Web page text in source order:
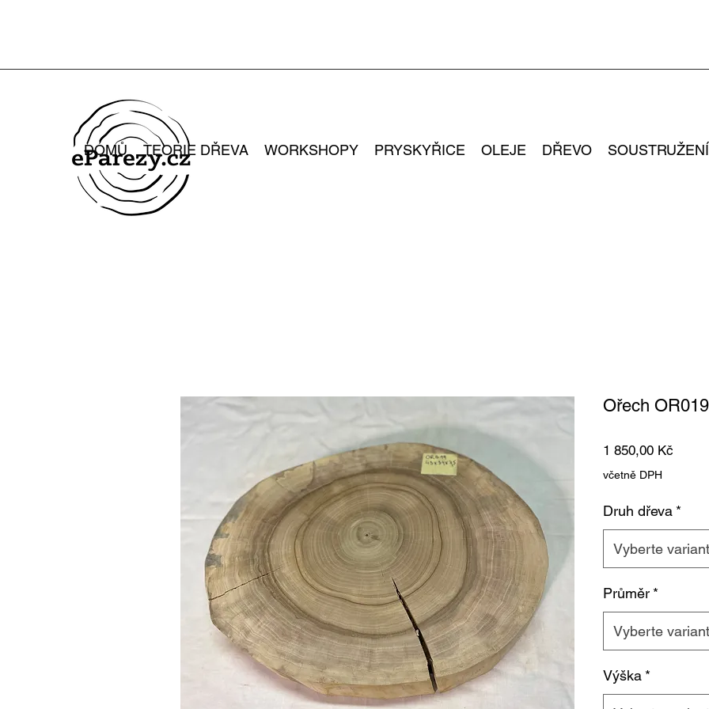
DOMŮ TEORIE DŘEVA WORKSHOPY PRYSKYŘICE OLEJE DŘEVO SOUSTRUŽENÍ
Ořech OR019
1 850,00 Kč
včetně DPH
Druh dřeva *
Vyberte
Průměr *
Vyberte
Výška *